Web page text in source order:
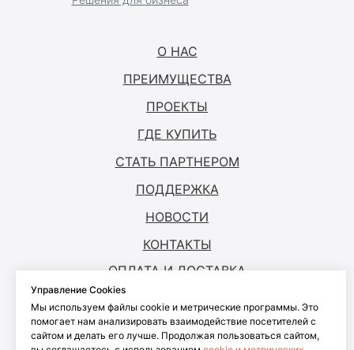
О НАС
© ANTOUCH, 2026. Все права защищены
Согласие на обработку персональных
ПРЕИМУЩЕСТВА
ПРОЕКТЫ
ГДЕ КУПИТЬ
СТАТЬ ПАРТНЕРОМ
ПОДДЕРЖКА
НОВОСТИ
КОНТАКТЫ
ОПЛАТА И ДОСТАВКА
Управление Cookies
Мы используем файлы cookie и метрические программы. Это
помогает нам анализировать взаимодействие посетителей с
сайтом и делать его лучше. Продолжая пользоваться сайтом,